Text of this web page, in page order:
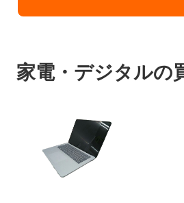
家電・デジタルの